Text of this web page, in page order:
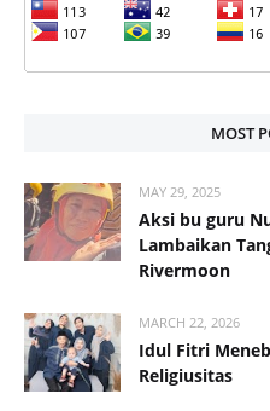
MOST
MAY 29, 2025
Aksi bu guru
Lambaikan
Rivermoon
MARCH 22, 2026
Idul Fitri
Religiusitas